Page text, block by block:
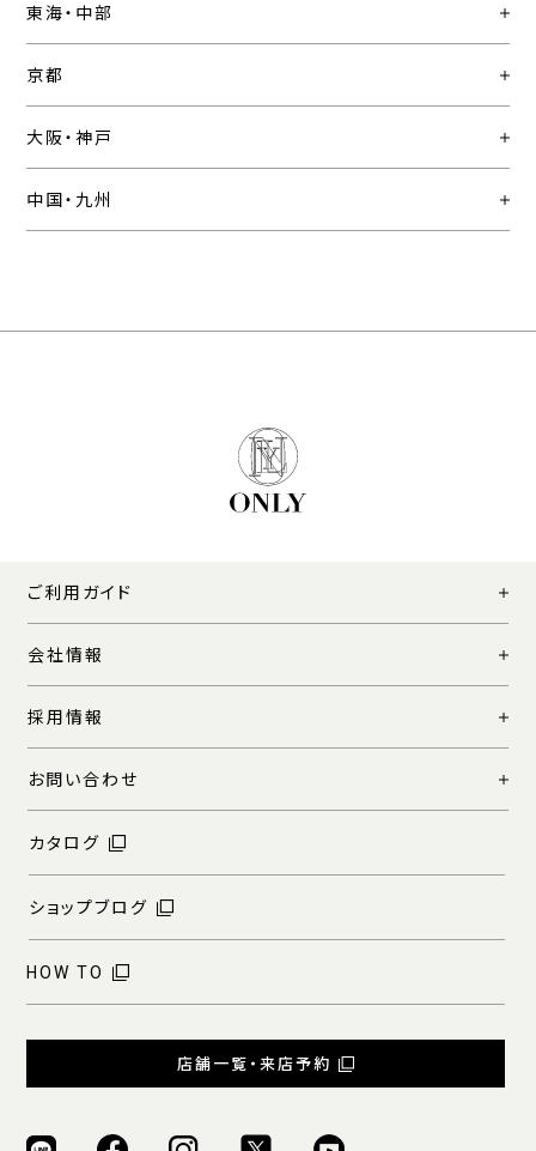
東海・中部
京都
大阪・神戸
中国・九州
ご利用ガイド
会社情報
採用情報
お問い合わせ
カタログ
ショップブログ
HOW TO
店舗一覧・来店予約